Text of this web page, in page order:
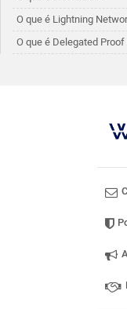
O que é Lightning
O que é Delegated